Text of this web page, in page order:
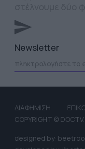
Newsletter
ΔΙΑΦΗΜΙΣΗ
COPYRIGHT ©
designed by: